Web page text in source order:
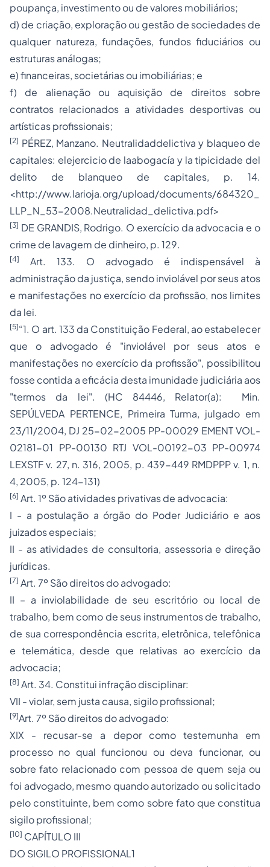
poupança, investimento ou de valores mobiliários;
d) de criação, exploração ou gestão de sociedadesde
qualquer natureza, fundações, fundos fiduciários ou
estruturas análogas;
e) financeiras, societárias ou imobiliárias; e
f) de alienação ou aquisição de direitos sobre
contratos relacionados a atividades desportivas ou
artísticas profissionais;
[2] PÉREZ, Manzano. Neutralidaddelictiva y blaqueo de
capitales: elejercicio de laabogacía y latipicidade del
delito de blanqueo de capitales, p. 14.
<http://www.larioja.org/upload/documents/684320_
LLP_N_53-2008.Neutralidad_delictiva.pdf>
[3] DE GRANDIS, Rodrigo. O exercício da advocacia e o
crime de lavagem de dinheiro, p. 129.
[4]
Art. 133. O advogado é indispensável à
administração da justiça, sendo inviolável por seus atos
e manifestações no exercício da profissão, nos limites
da lei.
[5]“1. O art. 133 da Constituição Federal, ao estabelecer
que o advogado é "inviolável por seus atos e
manifestações no exercício da profissão", possibilitou
fosse contida a eficácia desta imunidade judiciária aos
"termos da lei". (HC 84446, Relator(a): Min.
SEPÚLVEDA PERTENCE, Primeira Turma, julgado em
23/11/2004, DJ 25-02-2005 PP-00029 EMENT VOL-
02181-01 PP-00130 RTJ VOL-00192-03 PP-00974
LEXSTF v. 27, n. 316, 2005, p. 439-449 RMDPPP v. 1, n.
4, 2005, p. 124-131)
[6] Art. 1º São atividades privativas de advocacia:
I - a postulação a órgão do Poder Judiciário e aos
juizados especiais;
II - as atividades de consultoria, assessoria e direção
jurídicas.
[7] Art. 7º São direitos do advogado:
II – a inviolabilidade de seu escritório ou local de
trabalho, bem como de seus instrumentos de trabalho,
de sua correspondência escrita, eletrônica, telefônica
e telemática, desde que relativas ao exercício da
advocacia;
[8] Art. 34. Constitui infração disciplinar:
VII - violar, sem justa causa, sigilo profissional;
[9]Art. 7º São direitos do advogado:
XIX - recusar-se a depor como testemunha em
processo no qual funcionou ou deva funcionar, ou
sobre fato relacionado com pessoa de quem seja ou
foi advogado, mesmo quando autorizado ou solicitado
pelo constituinte, bem como sobre fato que constitua
sigilo profissional;
[10] CAPÍTULO III
DO SIGILO PROFISSIONAL1